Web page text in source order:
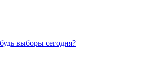
выборы сегодня?